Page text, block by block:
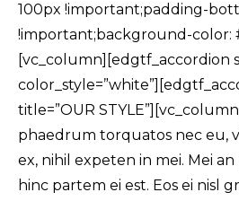
100px !important;padding-
!important;background-color:
[vc_column][edgtf_accordion
title=”OUR
phaedrum torquatos nec eu,
ex, nihil expeten in mei. Mei
hinc partem ei est. Eos ei nisl